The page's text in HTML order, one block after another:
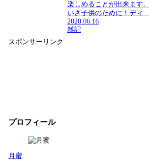
楽しめることが出来ます。
いざ子供のために！ディ...
2020.06.16
雑記
スポンサーリンク
プロフィール
月蜜